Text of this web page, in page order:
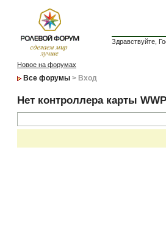
Здравствуйте,
Новое на форумах
Все форумы > Вход
Нет контроллера карты